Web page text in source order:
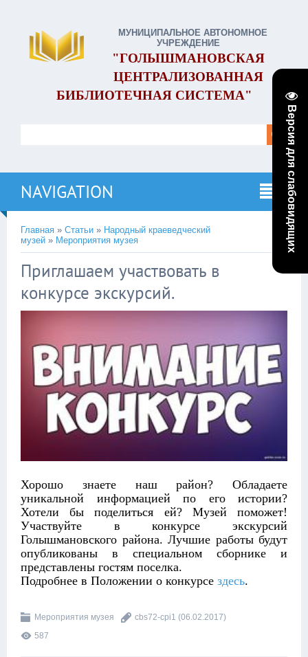
Версия для слабовидящих
МУНИЦИПАЛЬНОЕ АВТОНОМНОЕ
УЧРЕЖДЕНИЕ
"ГОЛЫШМАНОВСКАЯ
ЦЕНТРАЛИЗОВАННАЯ
БИБЛИОТЕЧНАЯ СИСТЕМА"
NAVIGATION
Главная » Статьи » Народный краеведческий
музей » Мероприятия музея
Приглашаем участвовать в
конкурсе экскурсий.
Хорошо знаете наш район? Обладаете
уникальной информацией по его истории?
Хотели бы поделиться ей? Музей поможет!
Участвуйте в конкурсе экскурсий
Голышмановского района. Лучшие работы будут
опубликованы в специальном сборнике и
представлены гостям поселка.
Подробнее в Положении о конкурсе здесь.
Мероприятия музея cbs72-cpi1 (06.02.2017)
587